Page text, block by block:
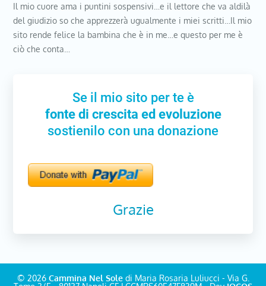
Il mio cuore ama i puntini sospensivi…e il lettore che va aldilà
del giudizio so che apprezzerà ugualmente i miei scritti…Il mio
sito rende felice la bambina che è in me…e questo per me è
ciò che conta…
Se il mio sito per te è
fonte di crescita ed evoluzione
sostienilo con una donazione
Grazie
© 2026 Cammina Nel Soledi Maria Rosaria Luliucci - Via G.